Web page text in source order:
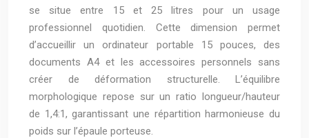
se situe entre 15 et 25 litres pour un usage
professionnel quotidien. Cette dimension permet
d’accueillir un ordinateur portable 15 pouces, des
documents A4 et les accessoires personnels sans
créer de déformation structurelle. L’équilibre
morphologique repose sur un ratio longueur/hauteur
de 1,4:1, garantissant une répartition harmonieuse du
poids sur l’épaule porteuse.